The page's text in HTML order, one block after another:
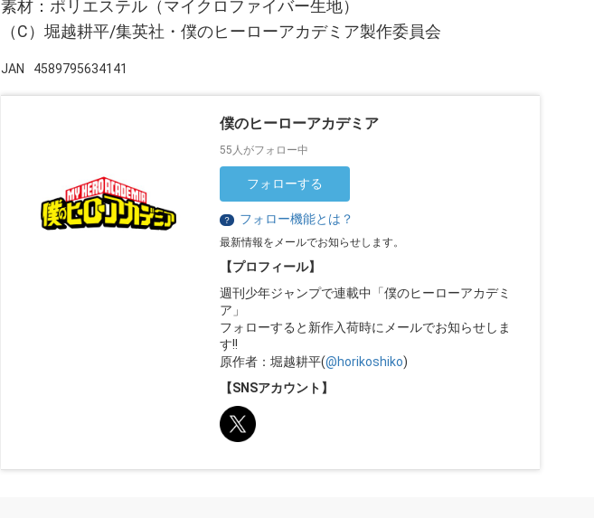
素材：ポリエステル（マイクロファイバー生地）
（C）堀越耕平/集英社・僕のヒーローアカデミア製作委員会
JAN 4589795634141
僕のヒーローアカデミア
55人がフォロー中
フォローする
？ フォロー機能とは？
最新情報をメールでお知らせします。
【プロフィール】
週刊少年ジャンプで連載中「僕のヒーローアカデミ
ア」
フォローすると新作入荷時にメールでお知らせしま
す!!
原作者：堀越耕平(@horikoshiko)
【SNSアカウント】